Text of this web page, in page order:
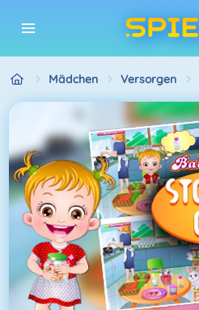
Mädchen Versorgen